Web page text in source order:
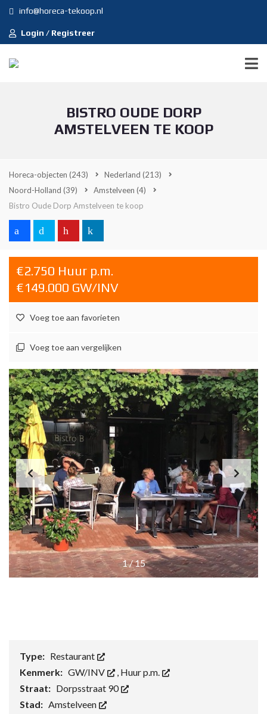
info@horeca-tekoop.nl
Login / Registreer
BISTRO OUDE DORP
AMSTELVEEN TE KOOP
Horeca-objecten (243) Nederland (213)
Noord-Holland (39) Amstelveen (4)
Bistro Oude Dorp Amstelveen te koop
€2.750 Huur p.m.
€149.000 GW/INV
Voeg toe aan favorieten
Voeg toe aan vergelijken
1/15
Type: Restaurant
Kenmerk: GW/INV , Huur p.m.
Straat: Dorpsstraat 90
Stad: Amstelveen